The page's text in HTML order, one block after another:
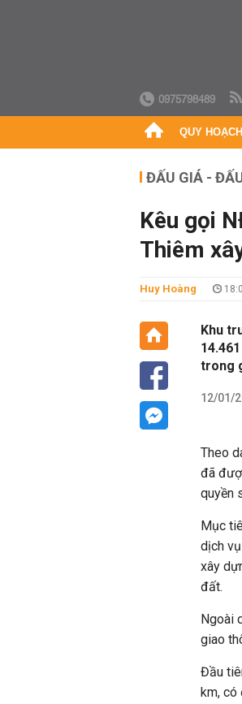
0975798489
QUY HOẠCH
ĐẤU GIÁ -
Kêu gọi
Thiêm
Huy Hoàng
Khu
trong
12/01/
Theo
đã
quyền
Mục
dịch
xây
đất.
Ngoài
giao
Đầu
km, có